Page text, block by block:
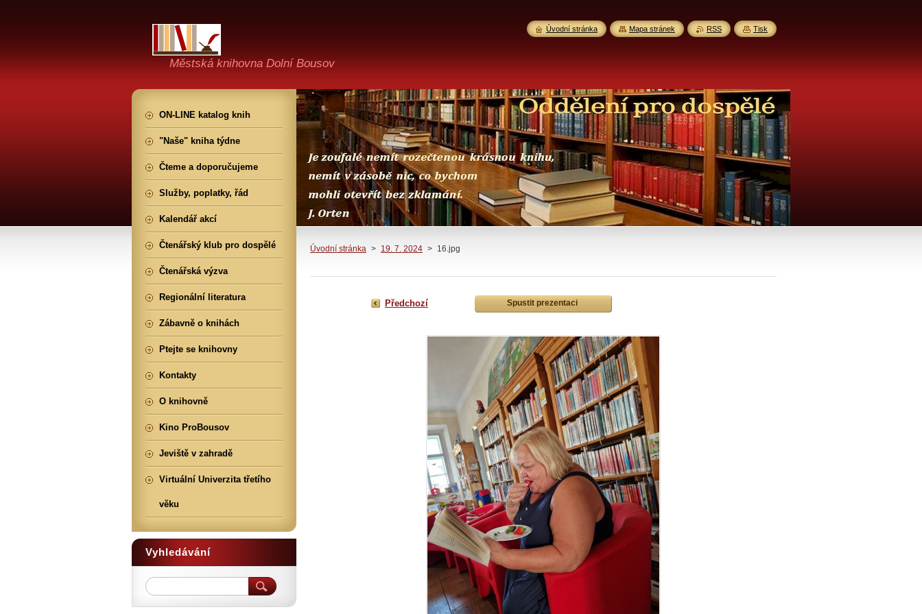
Městská knihovna Dolní Bousov
Úvodní stránka > 19. 7. 2024 > 16.jpg
Předchozí Spustit prezentaci
ON-LINE katalog knih
"Naše" kniha týdne
Čteme a doporučujeme
Služby, poplatky, řád
Kalendář akcí
Čtenářský klub pro dospělé
Čtenářská výzva
Regionální literatura
Zábavně o knihách
Ptejte se knihovny
Kontakty
O knihovně
Kino ProBousov
Jeviště v zahradě
Virtuální Univerzita třetího
věku
Vyhledávání
Úvodní stránka Mapa stránek RSS Tisk